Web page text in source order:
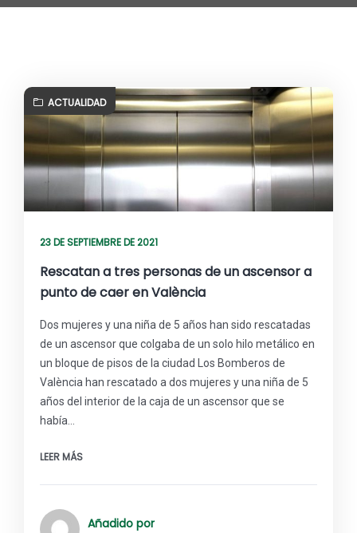
ACTUALIDAD
23 DE SEPTIEMBRE DE 2021
Rescatan a tres personas de un ascensor a
punto de caer en València
Dos mujeres y una niña de 5 años han sido rescatadas
de un ascensor que colgaba de un solo hilo metálico en
un bloque de pisos de la ciudad Los Bomberos de
València han rescatado a dos mujeres y una niña de 5
años del interior de la caja de un ascensor que se
había…
LEER MÁS
Añadido por